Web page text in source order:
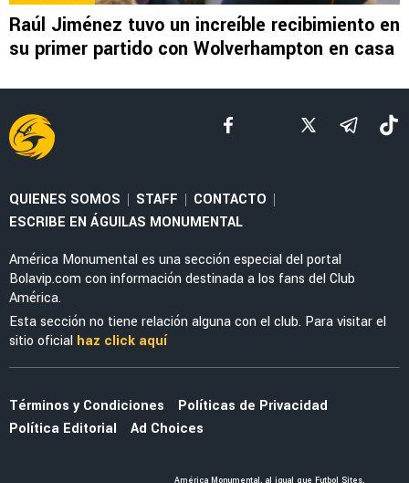
FEMENIL
Sigue EN VIVO América Femenil vs Cruz Azul
por la Jornada 2 del Apertura 2026